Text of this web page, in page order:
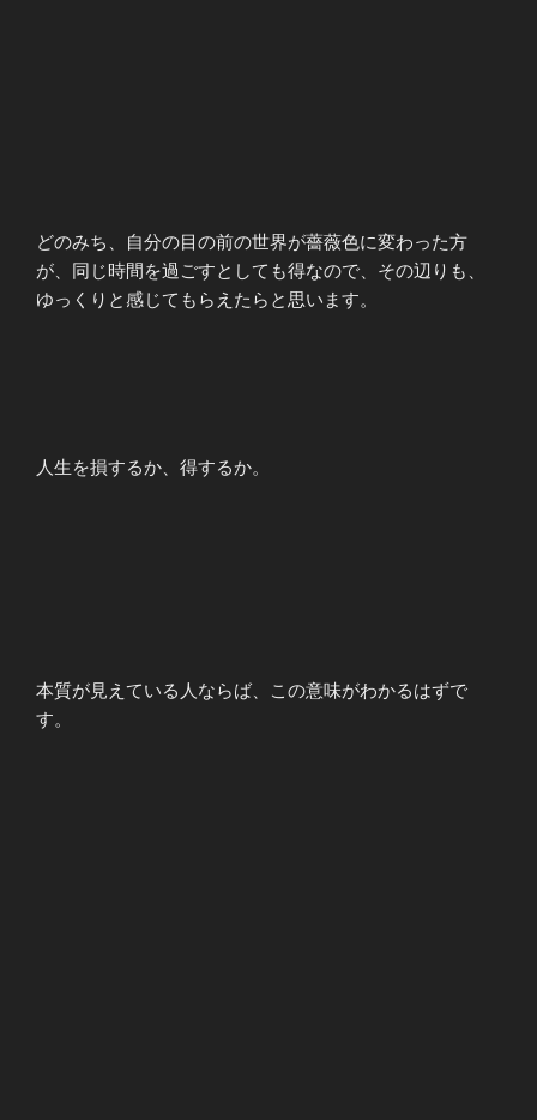
どのみち、自分の目の前の世界が薔薇色に変わった方
が、同じ時間を過ごすとしても得なので、その辺りも、
ゆっくりと感じてもらえたらと思います。
人生を損するか、得するか。
本質が見えている人ならば、この意味がわかるはずで
す。